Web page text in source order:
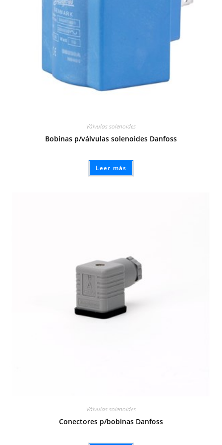
Válvulas solenoides
Bobinas p/válvulas solenoides Danfoss
Leer más
Válvulas solenoides
Conectores p/bobinas Danfoss